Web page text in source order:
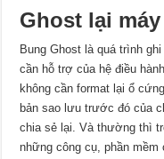
Ghost lại
Bung Ghost là quá trình
cần hỗ trợ của hệ điều
không cần format lại ổ
bản sao lưu trước đó của
chia sẻ lại. Và thường thì
những công cụ, phần